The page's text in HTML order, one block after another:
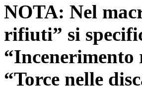
NOTA: Nel
rifiuti” si
“Torce nelle